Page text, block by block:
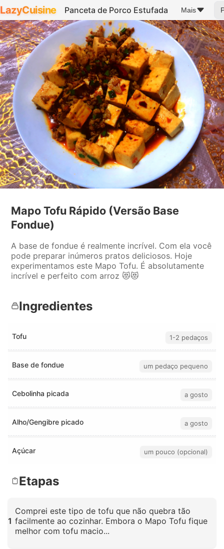
LazyCuisine Panceta de Porco Estufada Mais
Mapo Tofu Rápido (Versão Base
Fondue)
A base de fondue é realmente incrível. Com ela você
pode preparar inúmeros pratos deliciosos. Hoje
experimentamos este Mapo Tofu. É absolutamente
incrível e perfeito com arroz 😻😻
Ingredientes
Tofu 1-2 pedaços
Base de fondue um pedaço pequeno
Cebolinha picada a gosto
Alho/Gengibre picado a gosto
Açúcar um pouco (opcional)
Etapas
1
Comprei este tipo de tofu que não quebra tão
facilmente ao cozinhar. Embora o Mapo Tofu fique
melhor com tofu macio...